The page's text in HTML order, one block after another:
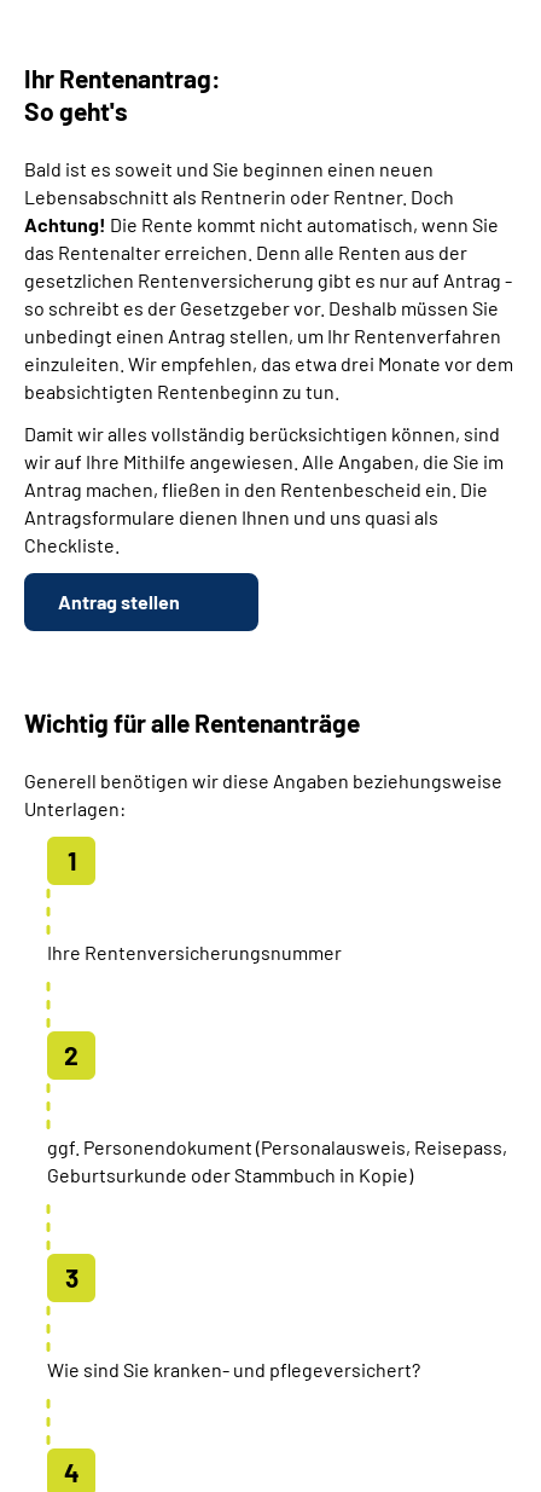
Ihr Rentenantrag:
So geht's
Bald ist es soweit und Sie beginnen einen neuen
Lebensabschnitt als Rentnerin oder Rentner. Doch
Achtung! Die Rente kommt nicht automatisch, wenn Sie
das Rentenalter erreichen. Denn alle Renten aus der
gesetzlichen Rentenversicherung gibt es nur auf Antrag -
so schreibt es der Gesetzgeber vor. Deshalb müssen Sie
unbedingt einen Antrag stellen, um Ihr Rentenverfahren
einzuleiten. Wir empfehlen, das etwa drei Monate vor dem
beabsichtigten Rentenbeginn zu tun.
Damit wir alles vollständig berücksichtigen können, sind
wir auf Ihre Mithilfe angewiesen. Alle Angaben, die Sie im
Antrag machen, fließen in den Rentenbescheid ein. Die
Antragsformulare dienen Ihnen und uns quasi als
Checkliste.
Antrag stellen
Wichtig für alle Rentenanträge
Generell benötigen wir diese Angaben beziehungsweise
Unterlagen:
Ihre Rentenversicherungsnummer
ggf. Personendokument (Personalausweis, Reisepass,
Geburtsurkunde oder Stammbuch in Kopie)
Wie sind Sie kranken- und pflegeversichert?